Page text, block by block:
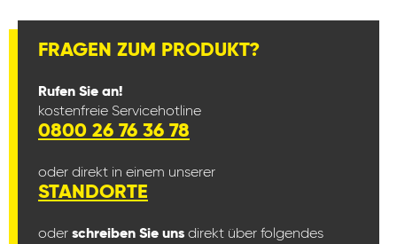
FRAGEN ZUM PRODUKT?
Rufen Sie an!
kostenfreie Servicehotline
0800 26 76 36 78
oder direkt in einem unserer
STANDORTE
oder schreiben Sie uns direkt über folgendes